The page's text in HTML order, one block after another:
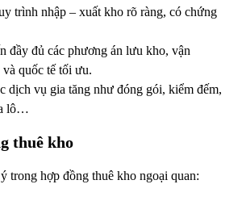
trình nhập – xuất kho rõ ràng, có chứng
đầy đủ các phương án lưu kho, vận
quốc tế tối ưu.
dịch vụ gia tăng như đóng gói, kiểm đếm,
lô…
thuê kho
trong hợp đồng thuê kho ngoại quan: